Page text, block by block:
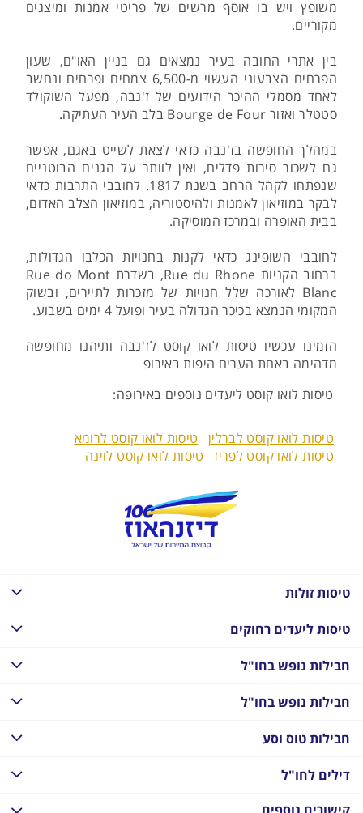
משופץ ויש בו אוסף מרשים של פריטי אמנות ומיצגים
מקוריים.
בין אתרי החובה בעיר נמצאים גם בניין האו"ם, שעון
הפרחים הצבעוני העשוי מ-6,500 צמחים ופרחים ונחשב
לאחד מסמלי ההיכר הידועים של ז'נבה, מפעל השוקולד
סטטלר ואזור Bourge de Four בלב העיר העתיקה.
במהלך החופשה בז'נבה כדאי לצאת לשייט באגם, אפשר
גם לשכור סירות פדלים, ואין לוותר על הגנים הבוטניים
שנפתחו לקהל הרחב בשנת 1817. לחובבי התרבות כדאי
לבקר במוזיאון לאמנות ולהיסטוריה, במוזיאון הצלב האדום,
בבית האופרה ובמרכז המוסיקה.
לחובבי השופינג כדאי לקנות בחנויות הכלבו הגדולות,
ברחוב הקניות Rue du Rhone, בשדרת Rue do Mont
Blanc לאורכה שלל חנויות של מזכרות לתיירים, ובשוק
המקומי הנמצא בכיכר הגדולה בעיר ופועל 4 ימים בשבוע.
הזמינו עכשיו טיסות לואו קוסט לז'נבה ותיהנו מחופשה
מדהימה באחת הערים היפות באירופ
טיסות לואו קוסט ליעדים נוספים באירופה:
טיסות לואו קוסט לברלין
טיסות לואו קוסט לרומא
טיסות לואו קוסט לפריז
טיסות לואו קוסט לוינה
טיסות זולות
טיסות ליעדים רחוקים
חבילות נופש בחו"ל
חבילות נופש בחו"ל
חבילות טוס וסע
דילים לחו"ל